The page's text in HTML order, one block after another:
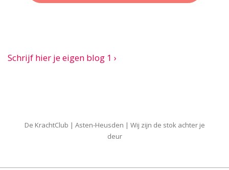
Bericht
Volgende
Schrijf hier je eigen blog 1 ›
De KrachtClub | Asten-Heusden | Wij zijn de stok achter je
deur